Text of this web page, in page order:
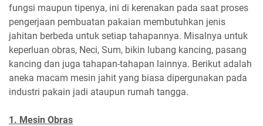
fungsi maupun tipenya, ini di kerenakan pada saat proses
pengerjaan pembuatan pakaian membutuhkan jenis
jahitan berbeda untuk setiap tahapannya. Misalnya untuk
keperluan obras, Neci, Sum, bikin lubang kancing, pasang
kancing dan juga tahapan-tahapan lainnya. Berikut adalah
aneka macam mesin jahit yang biasa dipergunakan pada
industri pakain jadi ataupun rumah tangga.
1. Mesin Obras